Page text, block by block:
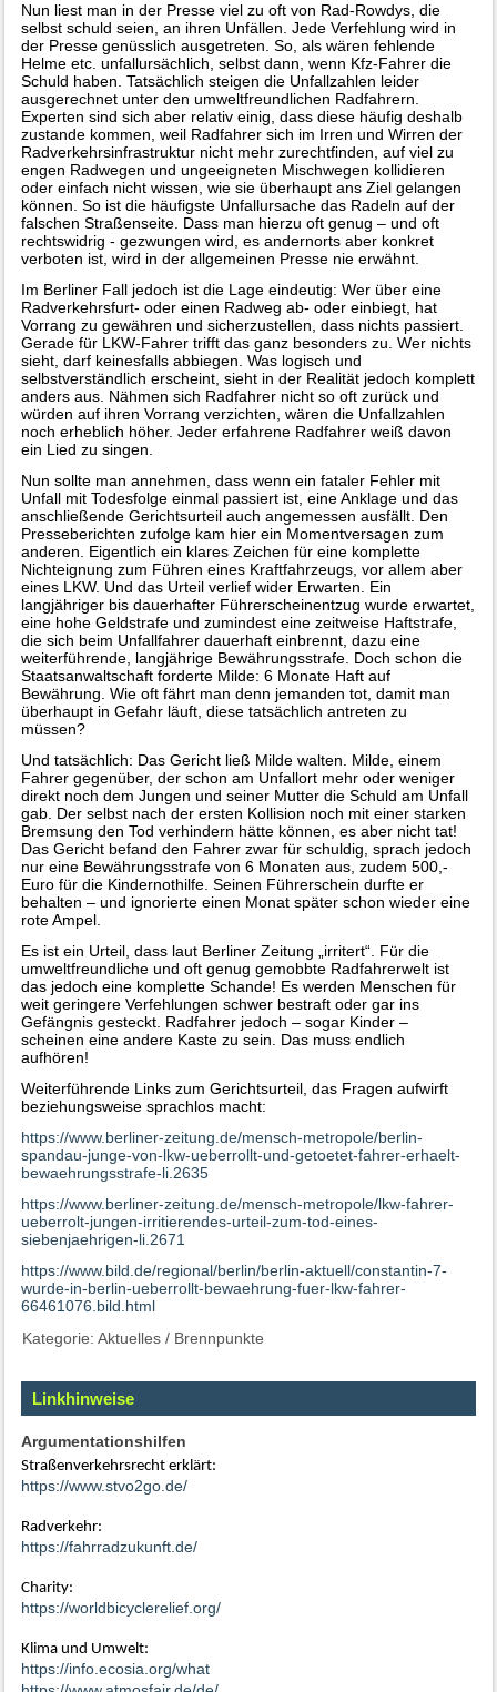
Nun liest man in der Presse viel zu oft von Rad-Rowdys, die
selbst schuld seien, an ihren Unfällen. Jede Verfehlung wird in
der Presse genüsslich ausgetreten. So, als wären fehlende
Helme etc. unfallursächlich, selbst dann, wenn Kfz-Fahrer die
Schuld haben. Tatsächlich steigen die Unfallzahlen leider
ausgerechnet unter den umweltfreundlichen Radfahrern.
Experten sind sich aber relativ einig, dass diese häufig deshalb
zustande kommen, weil Radfahrer sich im Irren und Wirren der
Radverkehrsinfrastruktur nicht mehr zurechtfinden, auf viel zu
engen Radwegen und ungeeigneten Mischwegen kollidieren
oder einfach nicht wissen, wie sie überhaupt ans Ziel gelangen
können. So ist die häufigste Unfallursache das Radeln auf der
falschen Straßenseite. Dass man hierzu oft genug – und oft
rechtswidrig - gezwungen wird, es andernorts aber konkret
verboten ist, wird in der allgemeinen Presse nie erwähnt.
Im Berliner Fall jedoch ist die Lage eindeutig: Wer über eine
Radverkehrsfurt- oder einen Radweg ab- oder einbiegt, hat
Vorrang zu gewähren und sicherzustellen, dass nichts passiert.
Gerade für LKW-Fahrer trifft das ganz besonders zu. Wer nichts
sieht, darf keinesfalls abbiegen. Was logisch und
selbstverständlich erscheint, sieht in der Realität jedoch komplett
anders aus. Nähmen sich Radfahrer nicht so oft zurück und
würden auf ihren Vorrang verzichten, wären die Unfallzahlen
noch erheblich höher. Jeder erfahrene Radfahrer weiß davon
ein Lied zu singen.
Nun sollte man annehmen, dass wenn ein fataler Fehler mit
Unfall mit Todesfolge einmal passiert ist, eine Anklage und das
anschließende Gerichtsurteil auch angemessen ausfällt. Den
Presseberichten zufolge kam hier ein Momentversagen zum
anderen. Eigentlich ein klares Zeichen für eine komplette
Nichteignung zum Führen eines Kraftfahrzeugs, vor allem aber
eines LKW. Und das Urteil verlief wider Erwarten. Ein
langjähriger bis dauerhafter Führerscheinentzug wurde erwartet,
eine hohe Geldstrafe und zumindest eine zeitweise Haftstrafe,
die sich beim Unfallfahrer dauerhaft einbrennt, dazu eine
weiterführende, langjährige Bewährungsstrafe. Doch schon die
Staatsanwaltschaft forderte Milde: 6 Monate Haft auf
Bewährung. Wie oft fährt man denn jemanden tot, damit man
überhaupt in Gefahr läuft, diese tatsächlich antreten zu
müssen?
Und tatsächlich: Das Gericht ließ Milde walten. Milde, einem
Fahrer gegenüber, der schon am Unfallort mehr oder weniger
direkt noch dem Jungen und seiner Mutter die Schuld am Unfall
gab. Der selbst nach der ersten Kollision noch mit einer starken
Bremsung den Tod verhindern hätte können, es aber nicht tat!
Das Gericht befand den Fahrer zwar für schuldig, sprach jedoch
nur eine Bewährungsstrafe von 6 Monaten aus, zudem 500,-
Euro für die Kindernothilfe. Seinen Führerschein durfte er
behalten – und ignorierte einen Monat später schon wieder eine
rote Ampel.
Es ist ein Urteil, dass laut Berliner Zeitung „irritert“. Für die
umweltfreundliche und oft genug gemobbte Radfahrerwelt ist
das jedoch eine komplette Schande! Es werden Menschen für
weit geringere Verfehlungen schwer bestraft oder gar ins
Gefängnis gesteckt. Radfahrer jedoch – sogar Kinder –
scheinen eine andere Kaste zu sein. Das muss endlich
aufhören!
Weiterführende Links zum Gerichtsurteil, das Fragen aufwirft
beziehungsweise sprachlos macht:
https://www.berliner-zeitung.de/mensch-metropole/berlin-
spandau-junge-von-lkw-ueberrollt-und-getoetet-fahrer-erhaelt-
bewaehrungsstrafe-li.2635
https://www.berliner-zeitung.de/mensch-metropole/lkw-fahrer-
ueberrolt-jungen-irritierendes-urteil-zum-tod-eines-
siebenjaehrigen-li.2671
https://www.bild.de/regional/berlin/berlin-aktuell/constantin-7-
wurde-in-berlin-ueberrollt-bewaehrung-fuer-lkw-fahrer-
66461076.bild.html
Kategorie:Aktuelles / Brennpunkte
Linkhinweise
Argumentationshilfen
Straßenverkehrsrecht erklärt:
https://www.stvo2go.de/
Radverkehr:
https://fahrradzukunft.de/
Charity:
https://worldbicyclerelief.org/
Klima und Umwelt:
https://info.ecosia.org/what